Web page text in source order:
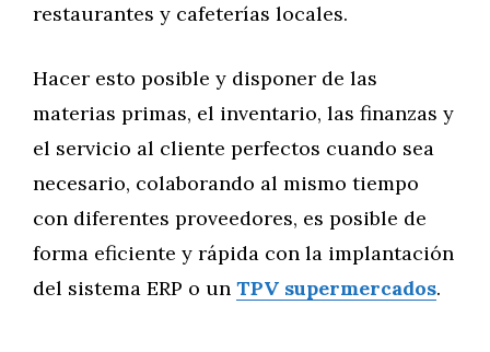
restaurantes y cafeterías locales.
Hacer esto posible y disponer de las
materias primas, el inventario, las finanzas y
el servicio al cliente perfectos cuando sea
necesario, colaborando al mismo tiempo
con diferentes proveedores, es posible de
forma eficiente y rápida con la implantación
del sistema ERP o un TPV supermercados.